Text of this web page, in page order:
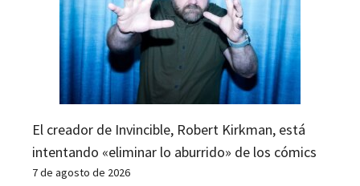
El creador de Invincible, Robert Kirkman, está
intentando «eliminar lo aburrido» de los cómics
7 de agosto de 2026